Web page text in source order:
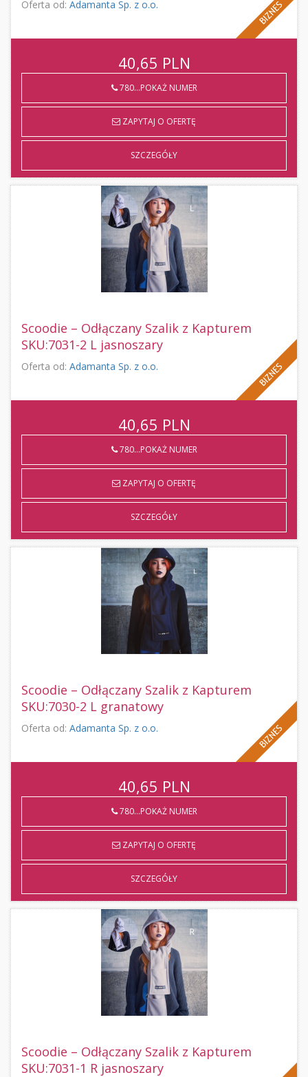
Oferta od: Adamanta Sp. z o.o.
40,65 PLN
780...POKAŻ NUMER
ZAPYTAJ O OFERTĘ
SZCZEGÓŁY
Scoodie – Odłączany Szalik z Kapturem
SKU:7031-2 L jasnoszary
Oferta od: Adamanta Sp. z o.o.
40,65 PLN
780...POKAŻ NUMER
ZAPYTAJ O OFERTĘ
SZCZEGÓŁY
Scoodie – Odłączany Szalik z Kapturem
SKU:7030-2 L granatowy
Oferta od: Adamanta Sp. z o.o.
40,65 PLN
780...POKAŻ NUMER
ZAPYTAJ O OFERTĘ
SZCZEGÓŁY
Scoodie – Odłączany Szalik z Kapturem
SKU:7031-1 R jasnoszary